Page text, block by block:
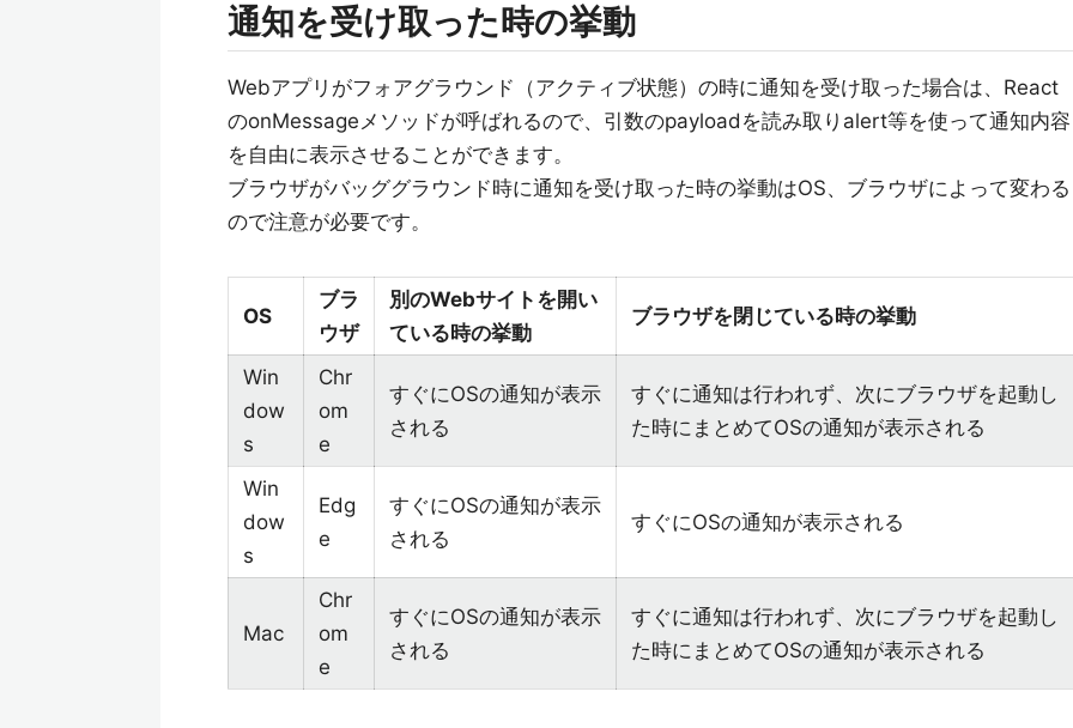
通知を受け取った時の挙動
Webアプリがフォアグラウンド（アクティブ状態）の時に通知を受け取った場合は、React
のonMessageメソッドが呼ばれるので、引数のpayloadを読み取りalert等を使って通知内容
を自由に表示させることができます。
ブラウザがバッググラウンド時に通知を受け取った時の挙動はOS、ブラウザによって変わる
ので注意が必要です。
OS
ブラ
ウザ
別のWebサイトを開い
ている時の挙動
ブラウザを閉じている時の挙動
Win
dow
s
Chr
om
e
すぐにOSの通知が表示
される
すぐに通知は行われず、次にブラウザを起動し
た時にまとめてOSの通知が表示される
Win
dow
s
Edg
e
すぐにOSの通知が表示
される
すぐにOSの通知が表示される
Mac
Chr
om
e
すぐにOSの通知が表示
される
すぐに通知は行われず、次にブラウザを起動し
た時にまとめてOSの通知が表示される